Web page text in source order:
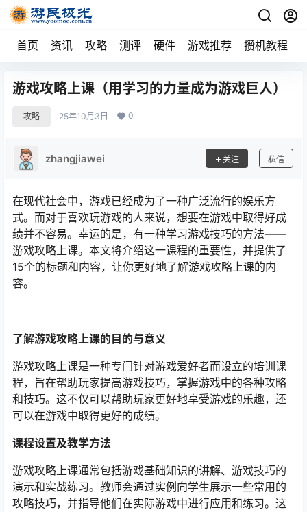
首页 资讯 攻略 测评 硬件 游戏推荐 攒机教程
游戏攻略上课（用学习的力量成为游戏巨人）
攻略 25年10月3日 0
zhangjiawei 关注 私信
在现代社会中，游戏已经成为了一种广泛流行的娱乐方
式。而对于喜欢玩游戏的人来说，想要在游戏中取得好成
绩并不容易。幸运的是，有一种学习游戏技巧的方法——
游戏攻略上课。本文将介绍这一课程的重要性，并提供了
15个的标题和内容，让你更好地了解游戏攻略上课的内
容。
了解游戏攻略上课的目的与意义
游戏攻略上课是一种专门针对游戏爱好者而设立的培训课
程，旨在帮助玩家提高游戏技巧，掌握游戏中的各种攻略
和技巧。这不仅可以帮助玩家更好地享受游戏的乐趣，还
可以在游戏中取得更好的成绩。
课程设置及教学方法
游戏攻略上课通常包括游戏基础知识的讲解、游戏技巧的
演示和实战练习。教师会通过实例向学生展示一些常用的
攻略技巧，并指导他们在实际游戏中进行应用和练习。这